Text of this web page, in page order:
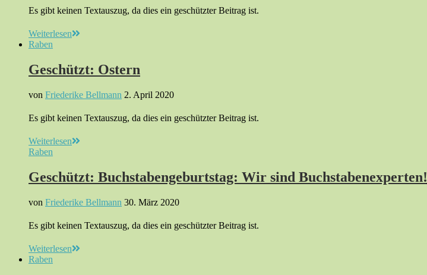
Es gibt keinen Textauszug, da dies ein geschützter Beitrag ist.
Weiterlesen
Raben
Geschützt: Ostern
von Friederike Bellmann 2. April 2020
Es gibt keinen Textauszug, da dies ein geschützter Beitrag ist.
Weiterlesen
Raben
Geschützt: Buchstabengeburtstag: Wir sind Buchstabenexperten!
von Friederike Bellmann 30. März 2020
Es gibt keinen Textauszug, da dies ein geschützter Beitrag ist.
Weiterlesen
Raben